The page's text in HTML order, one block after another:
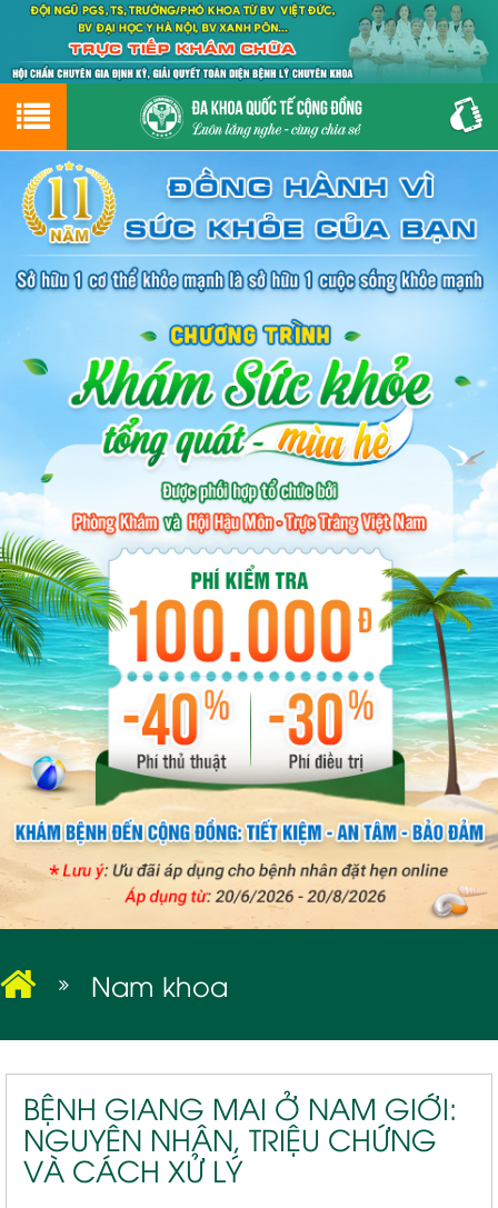
Hotline0243.9656.999tư vấn miễn phí
GIỚI THIỆU
GIỚI THIỆU VỀ PHÒNG KHÁM
CƠ SỞ VẬT CHẤT
ĐẶT HẸN LỊCH KHÁM
ĐƯỜNG TỚI PHÒNG KHÁM
PHỤ KHOA
BỆNH HẬU MÔN
BỆNH XÃ HỘI
Nam khoa
BỆNH GIANG MAI Ở NAM GIỚI:
NGUYÊN NHÂN, TRIỆU CHỨNG
VÀ CÁCH XỬ LÝ